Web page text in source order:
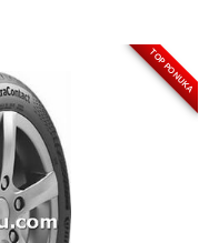
TOP PONUKA